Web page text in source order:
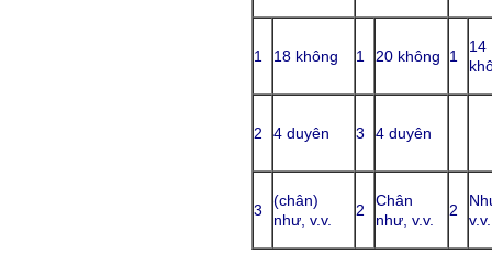
1 18 không 1 20 không 1
14
2 4 duyên 3 4 duyên
3
(chân)
như, v.v.
2
Chân
như, v.v.
2
v.v.